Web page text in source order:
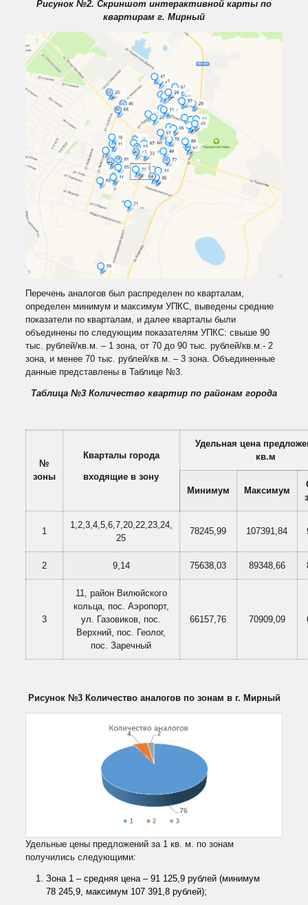
Рисунок №2. Скриншот интерактивной карты по
квартирам г. Мирный
Перечень аналогов был распределен по кварталам,
определен минимум и максимум УПКС, выведены средние
показатели по кварталам, и далее кварталы были
объединены по следующим показателям УПКС: свыше 90
тыс. рублей/кв.м. – 1 зона, от 70 до 90 тыс. рублей/кв.м.- 2
зона, и менее 70 тыс. рублей/кв.м. – 3 зона. Объединенные
данные представлены в Таблице №3.
Таблица №3 Количество квартир по районам города
№
зоны
Кварталы города
входящие в зону
Удельная цена
кв.м
Минимум Максимум
1
1,2,3,4,5,6,7,20,22,23,24,
25
78245,99 107391,84
2 9,14 75638,03 89348,66
3
11, район Вилюйского
кольца, пос. Аэропорт,
ул. Газовиков, пос.
Верхний, пос. Геолог,
пос. Заречный
66157,76 70909,09
Рисунок №3 Количество аналогов по зонам в г. Мирный
Удельные цены предложений за 1 кв. м. по зонам
получились следующими:
Зона 1 – средняя цена – 91 125,9 рублей (минимум
78 245,9, максимум 107 391,8 рублей);